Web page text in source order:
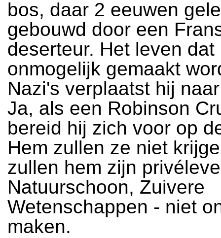
bos, daar 2 eeuwen
gebouwd door een
deserteur. Het leven dat
onmogelijk gemaakt
Nazi's verplaatst hij
Ja, als een Robinson
bereid hij zich voor op
Hem zullen ze niet
zullen hem zijn
Natuurschoon, Zuivere
Wetenschappen - niet
maken.